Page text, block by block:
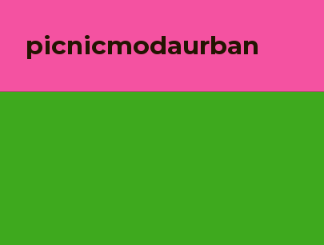
picnicmodaurban